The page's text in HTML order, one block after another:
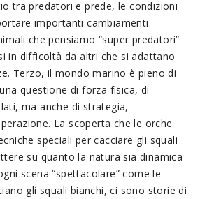
tra predatori e prede, le condizioni
importanti cambiamenti.
che pensiamo “super predatori”
in difficoltà da altri che si adattano
Terzo, il mondo marino è pieno di
questione di forza fisica, di
ma anche di strategia,
La scoperta che le orche
speciali per cacciare gli squali
su quanto la natura sia dinamica
scena “spettacolare” come le
gli squali bianchi, ci sono storie di